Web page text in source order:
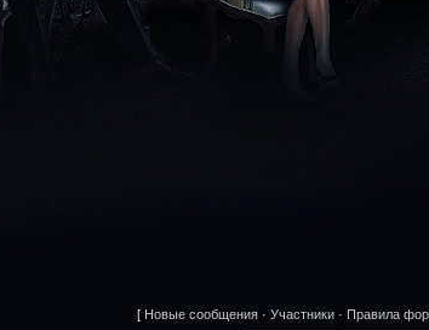
[ Новые сообщения · Участники · Правила